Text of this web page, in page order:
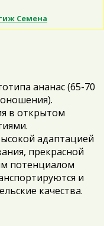
Семена
ананас (65-70
в открытом
адаптацией
прекрасной
потенциалом
и
качества.